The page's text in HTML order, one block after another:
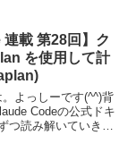
フ...
連載 第28回】ク
を使用して計
よっしーです(^^)背
Codeの公式ドキ
つ読み解いていきま